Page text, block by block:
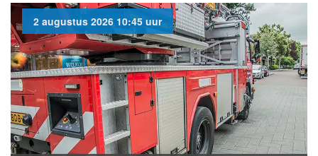
2 augustus 2026 10:45 uur